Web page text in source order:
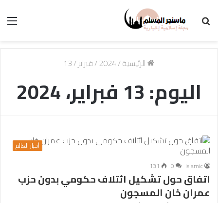
الرئيسية/
2024
/فبراير/
13
اليوم:13 فبراير، 2024
أخبار العالم
islamic
0
131
اتفاق حول تشكيل ائتلاف حكومي بدون حزب
عمران خان المسجون